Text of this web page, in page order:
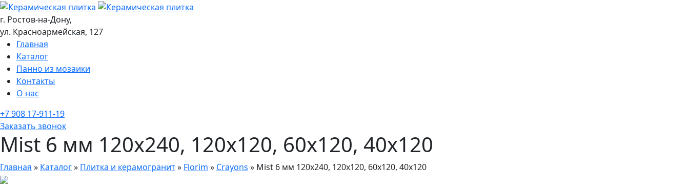
г. Ростов-на-Дону,
ул. Красноармейская, 127
Главная
Каталог
Панно из мозаики
Контакты
О нас
+7 908 17-911-19
Заказать звонок
Mist 6 мм 120x240, 120x120, 60x120, 40x120
Главная » Каталог» Плитка и керамогранит» Florim » Crayons » Mist 6 мм 120x240, 120x120, 60x120, 40x120